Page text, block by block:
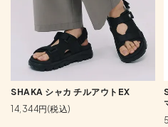
SHAKA シャカ チルアウトEX
14,344円(税込)